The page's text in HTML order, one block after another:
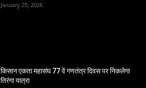
January 25, 2026
किसान एकता महासंघ 77 वें गणतंत्र दिवस पर निकलेगा
तिरंगा यात्रा